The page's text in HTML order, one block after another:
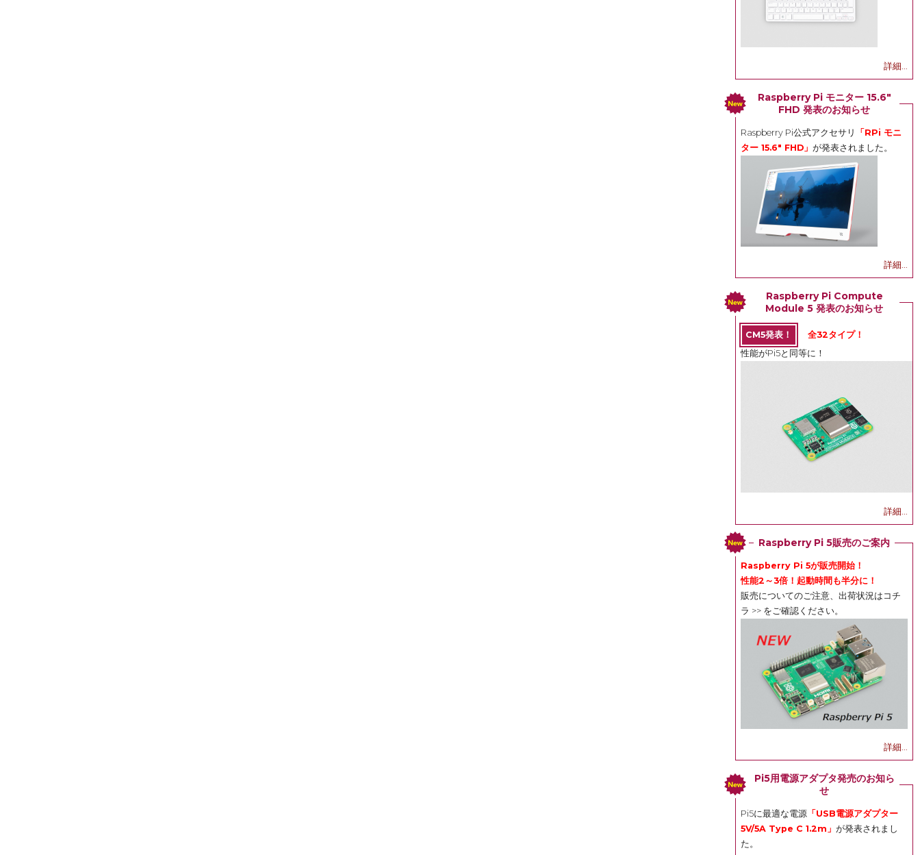
詳細...
Raspberry Pi モニター 15.6"
FHD 発表のお知らせ
Raspberry Pi公式アクセサリ
「RPi モニ
ター 15.6" FHD」 が発表されました。
詳細...
Raspberry Pi Compute
Module 5 発表のお知らせ
CM5発表！
全32タイプ！
性能がPi5と同等に！
詳細...
Raspberry Pi 5販売のご案内
Raspberry Pi 5が販売開始！
性能2～3倍！起動時間も半分に！
販売についてのご注意、出荷状況は コチ
ラ >> をご確認ください。
詳細...
Pi5用電源アダプタ発売のお知ら
せ
Pi5に最適な電源 「USB電源アダプター
5V/5A Type C 1.2m」 が発表されまし
た。